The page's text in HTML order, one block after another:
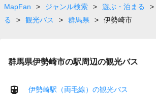
page
MapFan > ジャンル検索 > 遊ぶ・泊まる >
る
> 観光バス > 群馬県 > 伊勢崎市
群馬県伊勢崎市の駅周辺の観光バス
伊勢崎駅（両毛線）の観光バス